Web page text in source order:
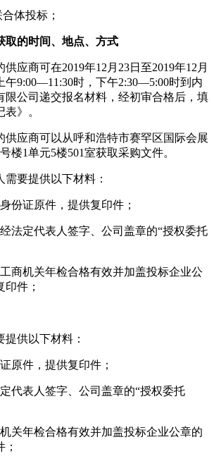
体投标；
的时间、地点、方式
商可在2019年12月23日至2019年12月
午9:00—11:30时，下午2:30—5:00时到内
限公司递交报名材料，经初审合格后，填
》。
应商可以从呼和浩特市赛罕区国际会展
楼1单元5楼501室获取采购文件。
要提供以下材料：
证原件，提供复印件；
定代表人签字、公司盖章的“授权委托
机关年检合格有效并加盖投标企业公
件；
供以下材料：
原件，提供复印件；
代表人签字、公司盖章的“授权委托
关年检合格有效并加盖投标企业公章的